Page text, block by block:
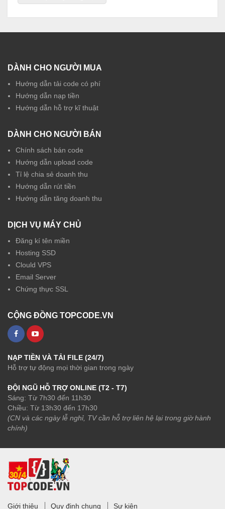
DÀNH CHO NGƯỜI MUA
Hướng dẫn tải code có phí
Hướng dẫn nạp tiền
Hướng dẫn hỗ trợ kĩ thuật
DÀNH CHO NGƯỜI BÁN
Chính sách bán code
Hướng dẫn upload code
Tỉ lệ chia sẻ doanh thu
Hướng dẫn rút tiền
Hướng dẫn tăng doanh thu
DỊCH VỤ MÁY CHỦ
Đăng kí tên miền
Hosting SSD
Clould VPS
Email Server
Chứng thực SSL
CỘNG ĐỒNG TOPCODE.VN
NẠP TIỀN VÀ TẢI FILE (24/7)
Hỗ trợ tự động mọi thời gian trong ngày
ĐỘI NGŨ HỖ TRỢ ONLINE (T2 - T7)
Sáng: Từ 7h30 đến 11h30
Chiều: Từ 13h30 đến 17h30
(CN và các ngày lễ nghỉ, TV cần hỗ trợ liên hệ lại trong giờ hành
chính)
Giới thiệu Quy định chung Sự kiện